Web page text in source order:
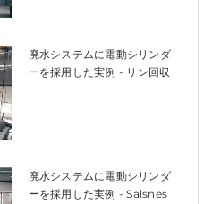
廃水システムに電動シリンダ
ーを採用した実例 - リン回収
廃水システムに電動シリンダ
ーを採用した実例 - Salsnes